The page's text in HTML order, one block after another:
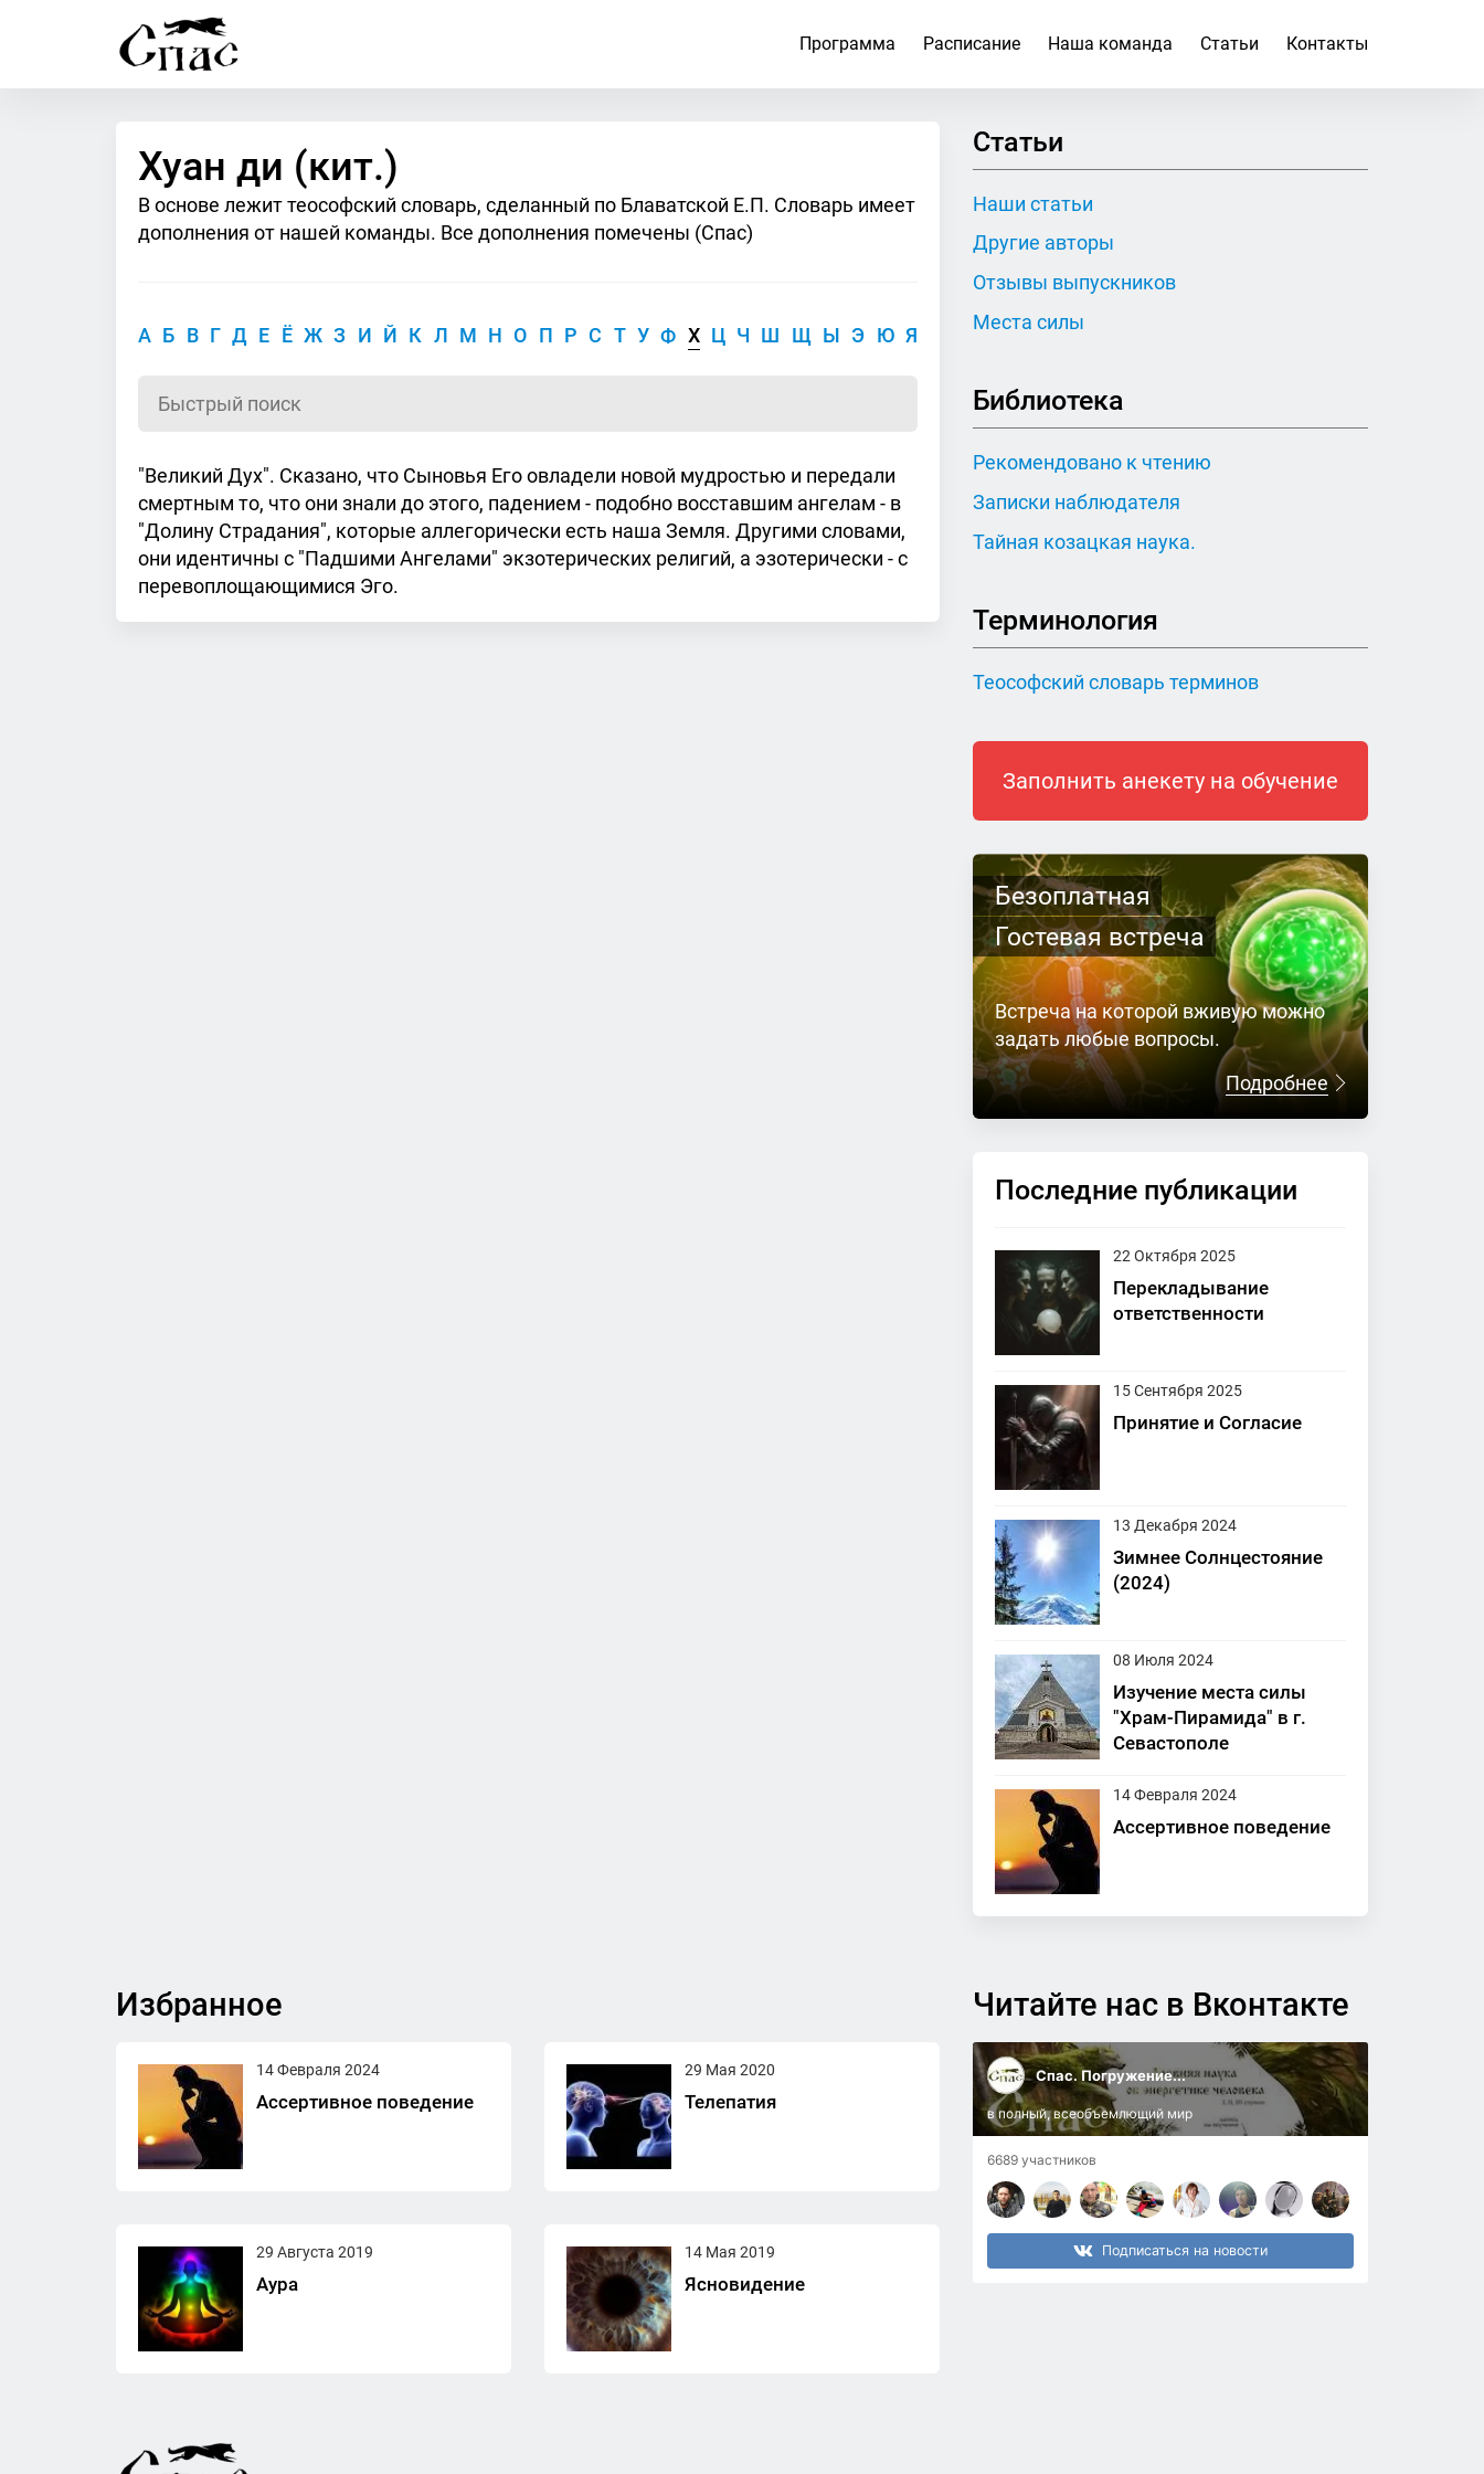
Программа Расписание Наша команда Статьи Контакты
Хуан ди (кит.)
В основе лежит теософский словарь, сделанный по Блаватской Е.П. Словарь имеет
дополнения от нашей команды. Все дополнения помечены (Спас)
А Б В Г Д Е Ё Ж З И Й К Л М Н О П Р С Т У Ф Х Ц Ч Ш Щ Ы Э Ю Я
"Великий Дух". Сказано, что Сыновья Его овладели новой мудростью и передали
смертным то, что они знали до этого, падением - подобно восставшим ангелам - в
"Долину Страдания", которые аллегорически есть наша Земля. Другими словами,
они идентичны с "Падшими Ангелами" экзотерических религий, а эзотерически - с
перевоплощающимися Эго.
Статьи
Наши статьи
Другие авторы
Отзывы выпускников
Места силы
Библиотека
Рекомендовано к чтению
Записки наблюдателя
Тайная козацкая наука.
Терминология
Теософский словарь терминов
Заполнить анекету на обучение
Безоплатная
Гостевая встреча
Встреча на которой вживую можно
задать любые вопросы.
Подробнее
Последние публикации
22 Октября 2025
Перекладывание
ответственности
15 Сентября 2025
Принятие и Согласие
13 Декабря 2024
Зимнее Солнцестояние
(2024)
08 Июля 2024
Изучение места силы
"Храм-Пирамида" в г.
Севастополе
14 Февраля 2024
Ассертивное поведение
Избранное
14 Февраля 2024
Ассертивное поведение
29 Мая 2020
Телепатия
29 Августа 2019
Аура
14 Мая 2019
Ясновидение
Читайте нас в Вконтакте
Спас. Погружение...
в полный, всеобъемлющий мир
6689 участников
Подписаться на новости